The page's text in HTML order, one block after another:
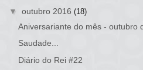
▼ outubro 2016 (18)
Aniversariante do mês - outubro
Saudade...
Diário do Rei #22